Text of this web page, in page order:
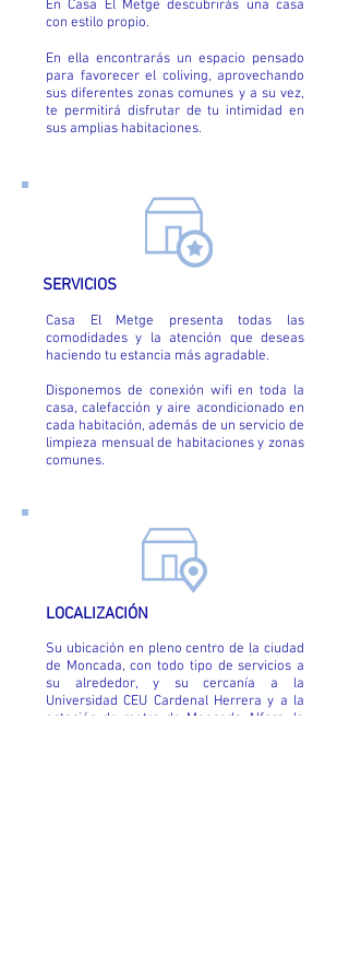
En Casa El Metge descubrirás una casa
con estilo propio.
En ella encontrarás un espacio pensado
para favorecer el coliving, aprovechando
sus diferentes zonas comunes y a su vez,
te permitirá disfrutar de tu intimidad en
sus amplias habitaciones.
SERVICIOS
Casa El Metge presenta todas las
comodidades y la atención que deseas
haciendo tu estancia más agradable.
Disponemos de conexión wifi en toda la
casa, calefacción y aire acondicionado en
cada habitación, además de un servicio de
limpieza mensual de habitaciones y zonas
comunes.
LOCALIZACIÓN
Su ubicación en pleno centro de la ciudad
de Moncada, con todo tipo de servicios a
su alrededor, y su cercanía a la
Universidad CEU Cardenal Herrera y a la
estación de metro de Moncada-Alfara, la